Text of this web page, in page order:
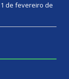
1 de fevereiro de